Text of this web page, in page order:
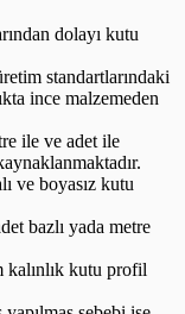
dolayı kutu
standartlarındaki
ince malzemeden
ile ve adet ile
ve boyasız kutu
bazlı yada metre
kalınlık kutu profil